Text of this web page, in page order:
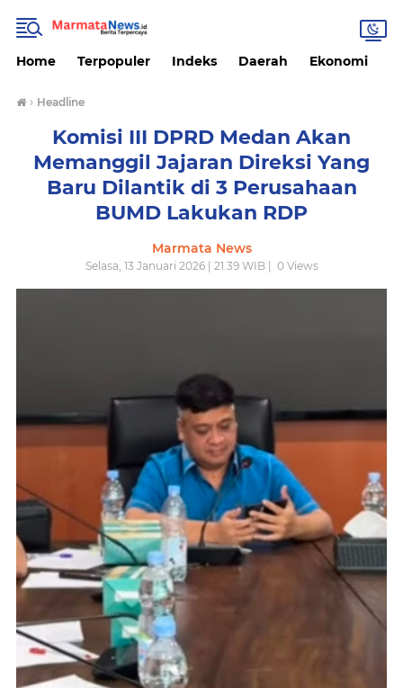
Home Terpopuler Indeks Daerah Ekonomi
› Headline
Komisi III DPRD Medan Akan
Memanggil Jajaran Direksi Yang
Baru Dilantik di 3 Perusahaan
BUMD Lakukan RDP
Marmata News
Selasa, 13 Januari 2026 | 21.39 WIB | 0Views